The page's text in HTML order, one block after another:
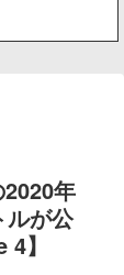
年
ルが公
】